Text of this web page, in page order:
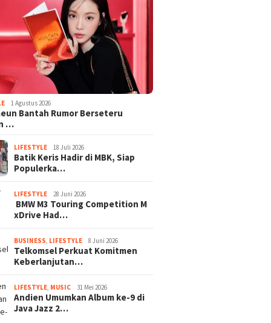
1 Agustus 2026
Bantah Rumor Berseteru
…
LIFESTYLE 18 Juli 2026
Batik Keris Hadir di MBK, Siap
Populerka…
LIFESTYLE 28 Juni 2026
BMW M3 Touring Competition M
xDrive Had…
BUSINESS, LIFESTYLE 8 Juni 2026
Telkomsel Perkuat Komitmen
Keberlanjutan…
LIFESTYLE, MUSIC 31 Mei 2026
Andien Umumkan Album ke-9 di
Java Jazz 2…